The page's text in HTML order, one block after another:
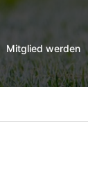
Mitglied werden